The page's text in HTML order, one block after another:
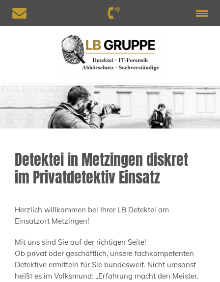
Detektei in Metzingen diskret
im Privatdetektiv Einsatz
Herzlich willkommen bei Ihrer LB Detektei am
Einsatzort Metzingen!
Mit uns sind Sie auf der richtigen Seite!
Ob privat oder geschäftlich, unsere fachkompetenten
Detektive ermitteln für Sie bundesweit. Nicht umsonst
heißt es im Volksmund: „Erfahrung macht den Meister.